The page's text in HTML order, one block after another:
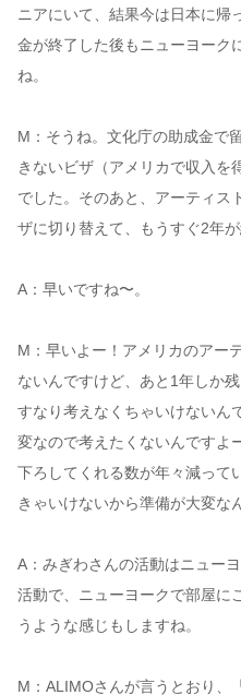
ニアにいて、結果今は日本に帰
金が終了した後もニューヨーク
ね。
M：そうね。文化庁の助成金で
きないビザ（アメリカで収入を
でした。そのあと、アーティス
ザに切り替えて、もうすぐ2年が
A：早いですね〜。
M：早いよー！アメリカのアー
ないんですけど、あと1年しか
すなり考えなくちゃいけないん
変なので考えたくないんですよ
下ろしてくれる数が年々減って
きゃいけないから準備が大変な
A：みぎわさんの活動はニュー
活動で、ニューヨークで部屋に
うような感じもしますね。
M：ALIMOさんが言うとおり、